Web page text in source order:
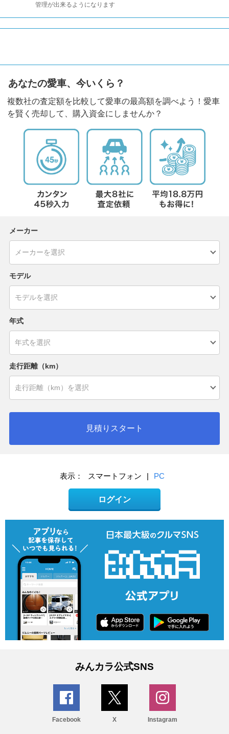
管理が出来るようになります
あなたの愛車、今いくら？
複数社の査定額を比較して愛車の最高額を調べよう！愛車
を賢く売却して、購入資金にしませんか？
メーカー
モデル
年式
走行距離（km）
見積りスタート
表示： スマートフォン | PC
ログイン
みんカラ公式SNS
Facebook X Instagram